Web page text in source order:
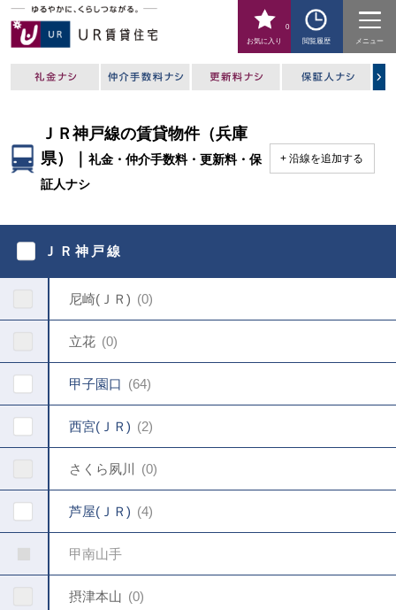
お気に入り
0
閲覧履歴
メニュー
ＪＲ神戸線の賃貸物件（兵庫
県）｜礼金・仲介手数料・更新料・保
証人ナシ
沿線を追加する
く
ＪＲ神戸線
尼崎(ＪＲ) 0
立花 0
甲子園口 64
西宮(ＪＲ) 2
さくら夙川 0
芦屋(ＪＲ) 4
甲南山手
摂津本山 0